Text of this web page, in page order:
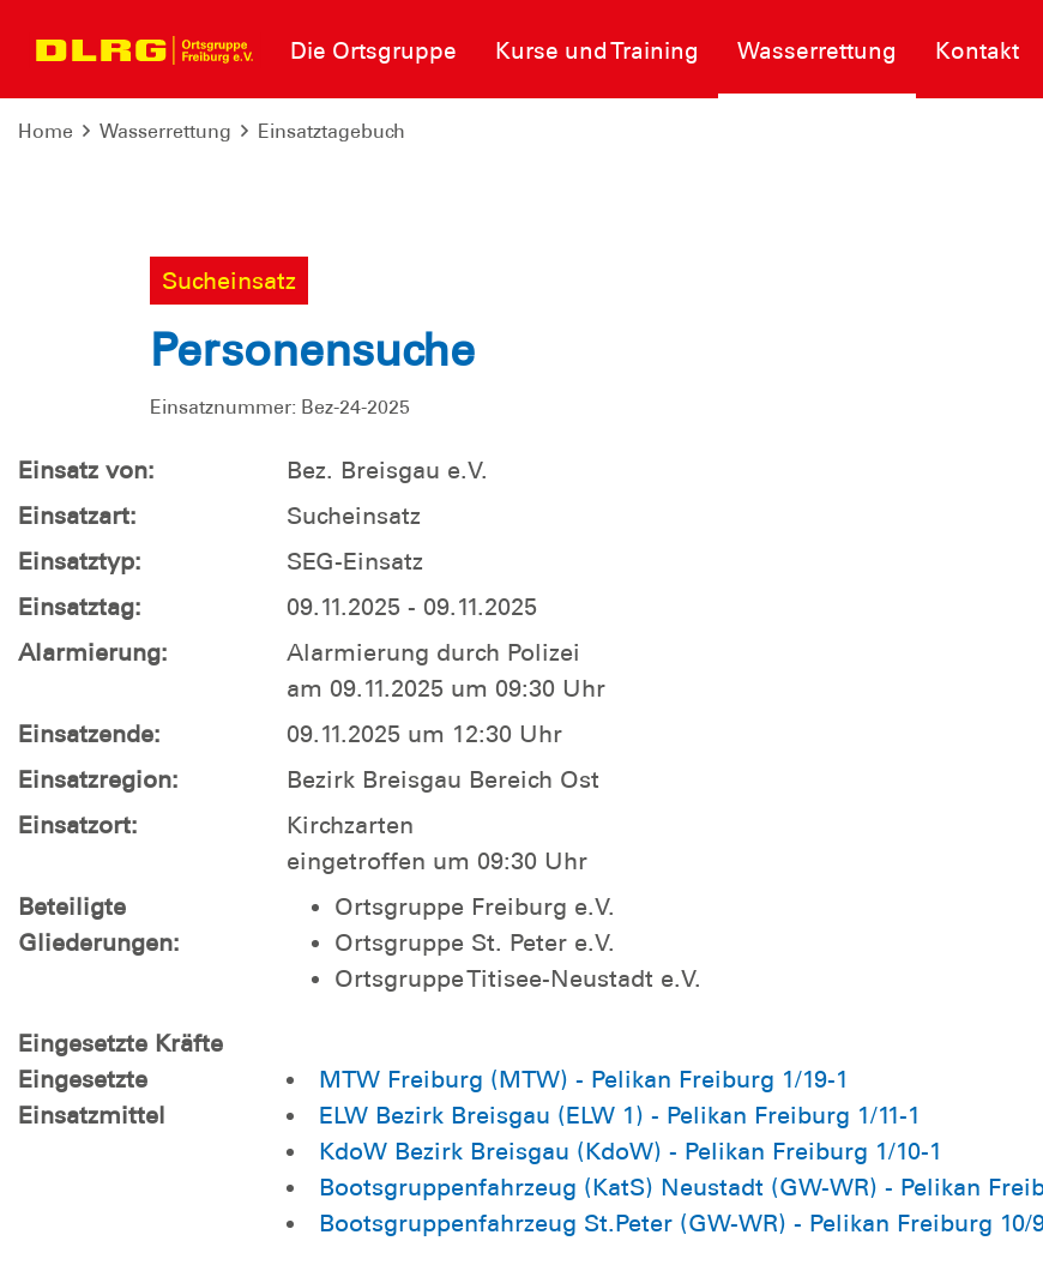
Die Ortsgruppe Kurse und Training Wasserrettung Kontakt
Home Wasserrettung Einsatztagebuch
Sucheinsatz
Personensuche
Einsatznummer: Bez-24-2025
Einsatz von:
Bez. Breisgau e.V.
Einsatzart:
Sucheinsatz
Einsatztyp:
SEG-Einsatz
Einsatztag:
09.11.2025 - 09.11.2025
Alarmierung:
Alarmierung durch Polizei
am 09.11.2025 um 09:30 Uhr
Einsatzende:
09.11.2025 um 12:30 Uhr
Einsatzregion:
Bezirk Breisgau Bereich Ost
Einsatzort:
Kirchzarten
eingetroffen um 09:30 Uhr
Beteiligte
Gliederungen:
Ortsgruppe Freiburg e.V.
Ortsgruppe St. Peter e.V.
Ortsgruppe Titisee-Neustadt e.V.
Eingesetzte Kräfte
Eingesetzte
Einsatzmittel
MTW Freiburg (MTW) - Pelikan Freiburg 1/19-1
ELW Bezirk Breisgau (ELW 1) - Pelikan Freiburg 1/11-1
KdoW Bezirk Breisgau (KdoW) - Pelikan Freiburg 1/10-1
Bootsgruppenfahrzeug (KatS) Neustadt (GW-WR) - Pelikan
Bootsgruppenfahrzeug St.Peter (GW-WR) - Pelikan Freiburg 10/